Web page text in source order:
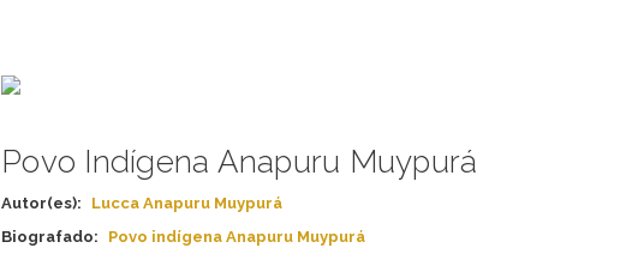
Povo Indígena Anapuru Muypurá
Autor(es):
Lucca Anapuru Muypurá
Biografado:
Povo indígena Anapuru Muypurá